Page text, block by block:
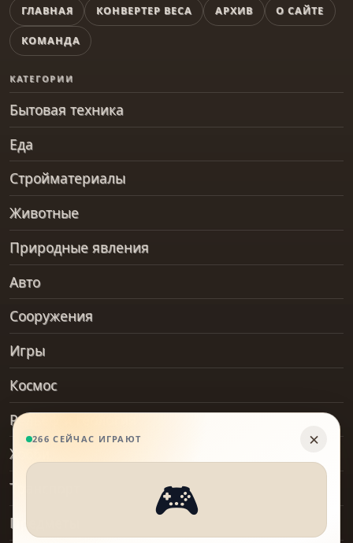
ГЛАВНАЯ КОНВЕРТЕР ВЕСА АРХИВ О САЙТЕ
КОМАНДА
КАТЕГОРИИ
Бытовая техника
Еда
Стройматериалы
Животные
Природные явления
Авто
Сооружения
Игры
Космос
Рельеф и геология
Хобби
Транспорт
Предметы